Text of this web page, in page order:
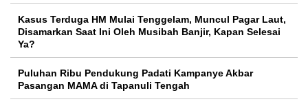
Kasus Terduga HM Mulai Tenggelam, Muncul Pagar Laut,
Disamarkan Saat Ini Oleh Musibah Banjir, Kapan Selesai
Ya?
Puluhan Ribu Pendukung Padati Kampanye Akbar
Pasangan MAMA di Tapanuli Tengah